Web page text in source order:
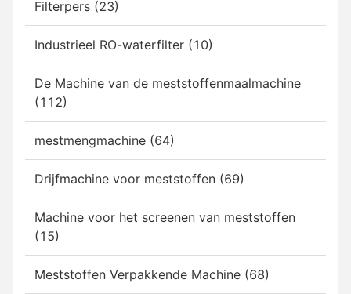
Filterpers (23)
Industrieel RO-waterfilter (10)
De Machine van de meststoffenmaalmachine
(112)
mestmengmachine (64)
Drijfmachine voor meststoffen (69)
Machine voor het screenen van meststoffen
(15)
Meststoffen Verpakkende Machine (68)